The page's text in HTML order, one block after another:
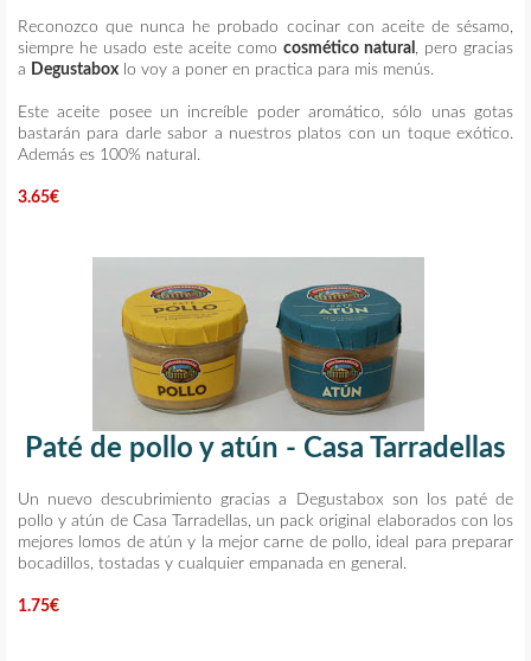
Reconozco que nunca he probado cocinar con aceite de sésamo,
siempre he usado este aceite como cosmético natural
, pero gracias
a Degustabox lo voy a poner en practica para mis menús.
Este aceite posee un increíble poder aromático, sólo unas gotas
bastarán para darle sabor a nuestros platos con un toque exótico.
Además es 100% natural.
3.65€
Paté de pollo y atún - Casa Tarradellas
Un nuevo descubrimiento gracias a Degustabox son los paté de
pollo y atún de Casa Tarradellas, un pack original elaborados con los
mejores lomos de atún y la mejor carne de pollo, ideal para preparar
bocadillos, tostadas y cualquier empanada en general.
1.75€